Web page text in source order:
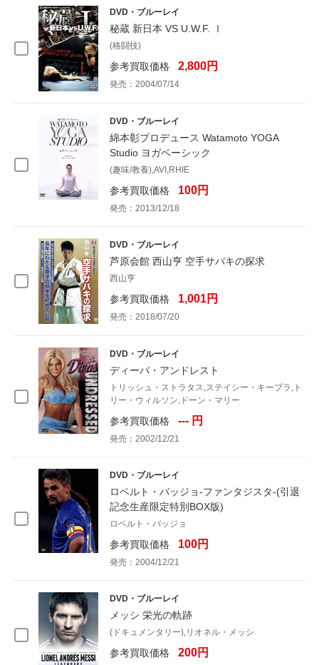
DVD・ブルーレイ
秘蔵 新日本 VS U.W.F. Ⅰ
(格闘技)
参考買取価格 2,800円
発売：2004/07/14
DVD・ブルーレイ
綿本彰プロデュース Watamoto YOGA
Studio ヨガベーシック
(趣味/教養),AVI,RHIE
参考買取価格 100円
発売：2013/12/18
DVD・ブルーレイ
芦原会館 西山亨 空手サバキの探求
西山亨
参考買取価格 1,001円
発売：2018/07/20
DVD・ブルーレイ
ディーバ・アンドレスト
トリッシュ・ストラタス,ステイシー・キーブラ,ト
リー・ウィルソン,ドーン・マリー
参考買取価格 --- 円
発売：2002/12/21
DVD・ブルーレイ
ロベルト・バッジョ-ファンタジスタ-(引退
記念生産限定特別BOX版)
ロベルト・バッジョ
参考買取価格 100円
発売：2004/12/21
DVD・ブルーレイ
メッシ 栄光の軌跡
(ドキュメンタリー),リオネル・メッシ
参考買取価格 200円